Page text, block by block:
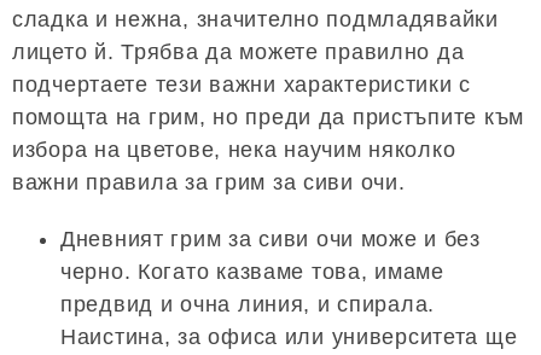
сладка и нежна, значително подмладявайки
лицето й. Трябва да можете правилно да
подчертаете тези важни характеристики с
помощта на грим, но преди да пристъпите към
избора на цветове, нека научим няколко
важни правила за грим за сиви очи.
Дневният грим за сиви очи може и без
черно. Когато казваме това, имаме
предвид и очна линия, и спирала.
Наистина, за офиса или университета ще